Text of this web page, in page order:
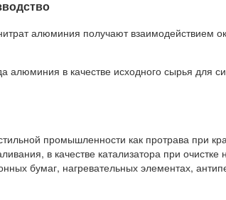
алюминия получают взаимодействием
алюминия в качестве исходного сырья для
промышленности как протрава при
в качестве катализатора при
бумаг, нагревательных элементах,